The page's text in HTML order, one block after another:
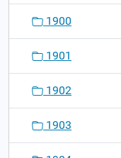
1900
1901
1902
1903